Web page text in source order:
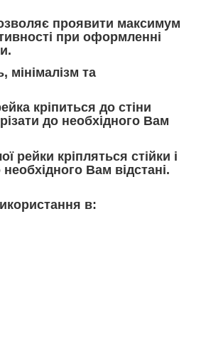
проявити максимум
при оформленні
мінімалізм та
кріпиться до стіни
до необхідного Вам
рейки кріпляться стійки і
Вам відстані.
в: